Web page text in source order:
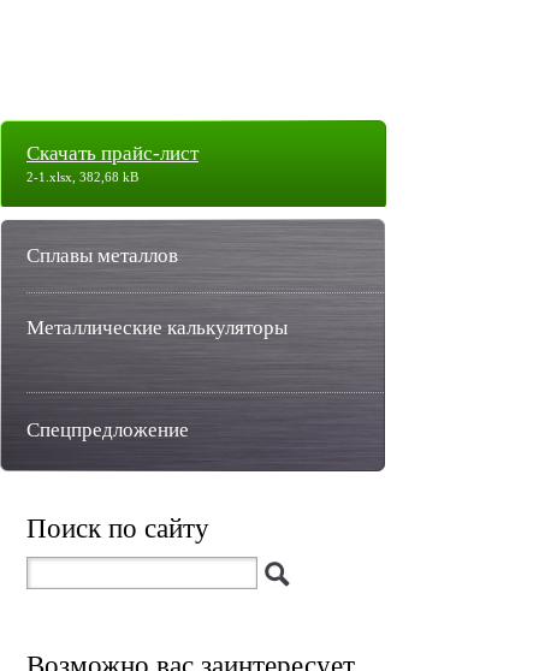
Скачать прайс-лист
2-1.xlsx, 382,68 kB
Сплавы металлов
Металлические калькуляторы
Спецпредложение
Поиск по сайту